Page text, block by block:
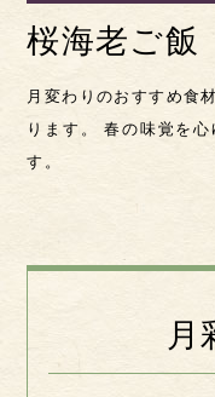
桜海老ご飯
月変わりのおすすめ食
ります。 春の味覚を
す。
月